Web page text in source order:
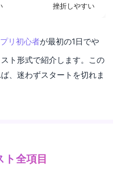
挫折しやすい
リ 初心者が最初の1日でや
ト形式で紹介します。この
、迷わずスタートを切れま
ト全項目